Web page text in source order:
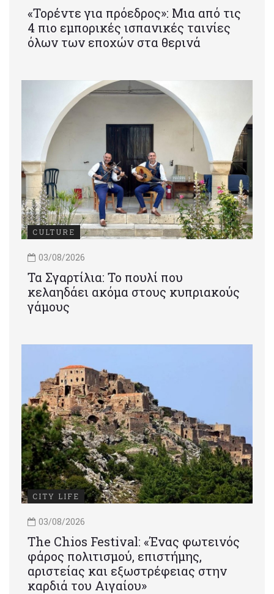
«Τορέντε για πρόεδρος»: Mια από τις
4 πιο εμπορικές ισπανικές ταινίες
όλων των εποχών στα θερινά
CULTURE
03/08/2026
Τα Σγαρτίλια: Το πουλί που
κελαηδάει ακόμα στους κυπριακούς
γάμους
CITY LIFE
03/08/2026
Τhe Chios Festival: «Ένας φωτεινός
φάρος πολιτισμού, επιστήμης,
αριστείας και εξωστρέφειας στην
καρδιά του Αιγαίου»